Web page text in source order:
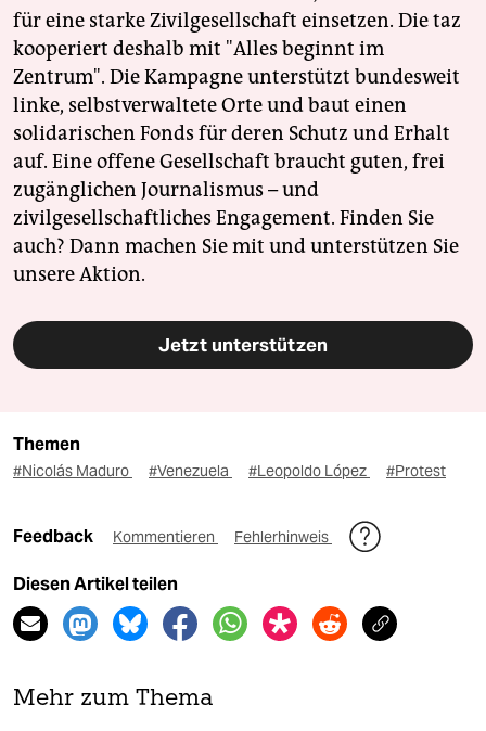
für eine starke Zivilgesellschaft einsetzen. Die taz
kooperiert deshalb mit "Alles beginnt im
Zentrum". Die Kampagne unterstützt bundesweit
linke, selbstverwaltete Orte und baut einen
solidarischen Fonds für deren Schutz und Erhalt
auf. Eine offene Gesellschaft braucht guten, frei
zugänglichen Journalismus – und
zivilgesellschaftliches Engagement. Finden Sie
auch? Dann machen Sie mit und unterstützen Sie
unsere Aktion.
Jetzt unterstützen
Themen
#Nicolás Maduro #Venezuela #Leopoldo López #Protest
Feedback Kommentieren Fehlerhinweis
Diesen Artikel teilen
Mehr zum Thema